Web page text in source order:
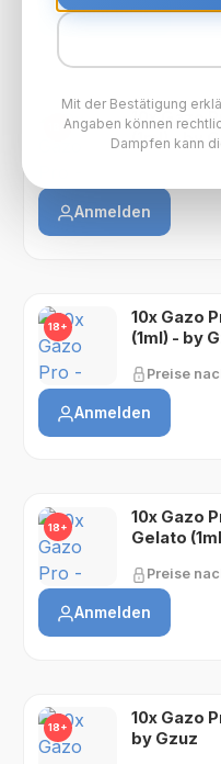
Anmelden
18+
10x Gazo
(1ml) - by
Anmelden
18+
10x Gazo
(1ml) - by
Preise
Anmelden
18+
10x Gazo
Gelato
Preise
Anmelden
18+
10x Gazo
by Gzuz
Mit der Bestätigung
Angaben können
Dampfen kann